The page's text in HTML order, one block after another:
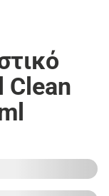
Clean